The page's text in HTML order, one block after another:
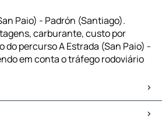
Paio) - Padrón (Santiago).
carburante, custo por
do percurso A Estrada (San Paio) -
em conta o tráfego rodoviário
Plantas